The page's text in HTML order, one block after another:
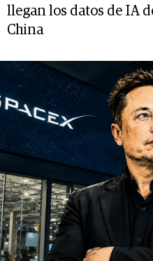
llegan los datos de IA
China